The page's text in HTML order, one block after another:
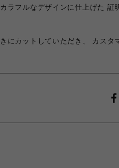
ラフルなデザインに仕上げた 証
にカットしていただき、 カスタ